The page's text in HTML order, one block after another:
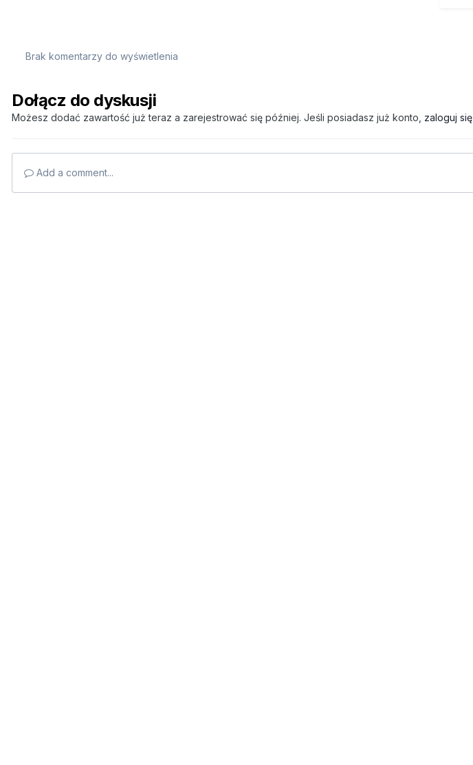
Brak komentarzy do wyświetlenia
Dołącz do dyskusji
Możesz dodać zawartość już teraz a zarejestrować się później. Jeśli posiadasz już konto, zaloguj się
Add a comment...